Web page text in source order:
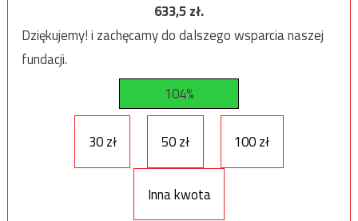
633,5zł.
Dziękujemy! i zachęcamy do dalszego wsparcia naszej
fundacji.
104%
30 zł 50 zł 100 zł
Inna kwota